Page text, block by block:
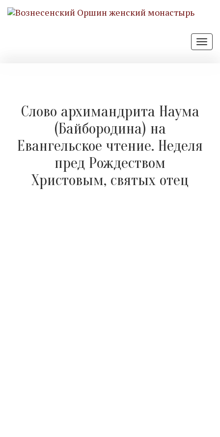
Слово архимандрита Наума
(Байбородина) на
Евангельское чтение. Неделя
пред Рождеством
Христовым, святых отец